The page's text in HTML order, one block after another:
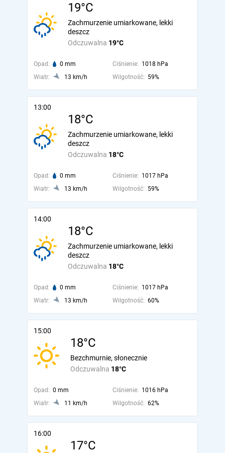
19°C
Odczuwalna 19°C
Zachmurzenie umiarkowane, lekki
deszcz
Opad: 0 mm Ciśnienie: 1018 hPa
Wiatr:
13 km/h Wilgotność: 59%
13:00
18°C
Odczuwalna 18°C
Zachmurzenie umiarkowane, lekki
deszcz
Opad: 0 mm Ciśnienie: 1017 hPa
Wiatr:
13 km/h Wilgotność: 59%
14:00
18°C
Odczuwalna 18°C
Zachmurzenie umiarkowane, lekki
deszcz
Opad: 0 mm Ciśnienie: 1017 hPa
Wiatr:
13 km/h Wilgotność: 60%
15:00
18°C
Odczuwalna 18°C
Bezchmurnie, słonecznie
Opad: 0 mm Ciśnienie: 1016 hPa
Wiatr:
11 km/h Wilgotność: 62%
16:00
17°C